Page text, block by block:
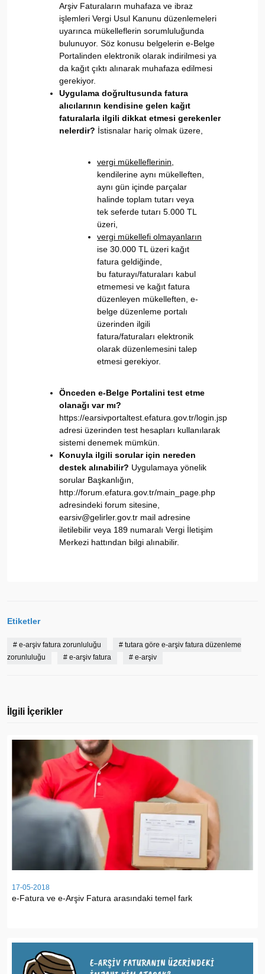
Arşiv Faturaların muhafaza ve ibraz
işlemleri Vergi Usul Kanunu düzenlemeleri
uyarınca mükelleflerin sorumluluğunda
bulunuyor. Söz konusu belgelerin e-Belge
Portalinden elektronik olarak indirilmesi ya
da kağıt çıktı alınarak muhafaza edilmesi
gerekiyor.
Uygulama doğrultusunda fatura
alıcılarının kendisine gelen kağıt
faturalarla ilgili dikkat etmesi gerekenler
nelerdir? İstisnalar hariç olmak üzere,
vergi mükelleflerinin,
kendilerine aynı mükelleften,
aynı gün içinde parçalar
halinde toplam tutarı veya
tek seferde tutarı 5.000 TL
üzeri,
vergi mükellefi olmayanların
ise 30.000 TL üzeri kağıt
fatura geldiğinde,
bu faturayı/faturaları kabul
etmemesi ve kağıt fatura
düzenleyen mükelleften, e-
belge düzenleme portalı
üzerinden ilgili
fatura/faturaları elektronik
olarak düzenlemesini talep
etmesi gerekiyor.
Önceden e-Belge Portalini test etme
olanağı var mı?
https://earsivportaltest.efatura.gov.tr/login.jsp
adresi üzerinden test hesapları kullanılarak
sistemi denemek mümkün.
Konuyla ilgili sorular için nereden
destek alınabilir? Uygulamaya yönelik
sorular Başkanlığın,
http://forum.efatura.gov.tr/main_page.php
adresindeki forum sitesine,
earsiv@gelirler.gov.tr mail adresine
iletilebilir veya 189 numaralı Vergi İletişim
Merkezi hattından bilgi alınabilir.
Etiketler
# e-arşiv fatura zorunluluğu # tutara göre e-arşiv fatura düzenleme
zorunluluğu
# e-arşiv fatura # e-arşiv
İlgili İçerikler
17-05-2018
e-Fatura ve e-Arşiv Fatura arasındaki temel fark